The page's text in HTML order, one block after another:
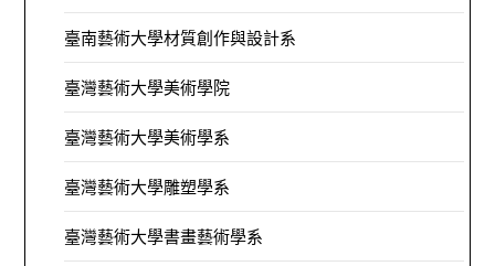
臺南藝術大學材質創作與設計系
臺灣藝術大學美術學院
臺灣藝術大學美術學系
臺灣藝術大學雕塑學系
臺灣藝術大學書畫藝術學系